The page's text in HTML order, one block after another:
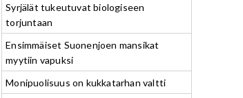
Syrjälät tukeutuvat biologiseen
torjuntaan
Ensimmäiset Suonenjoen mansikat
myytiin vapuksi
Monipuolisuus on kukkatarhan valtti